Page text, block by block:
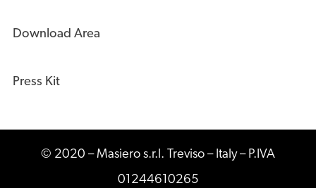
Download Area
Press Kit
© 2020 – Masiero s.r.l. Treviso – Italy – P.IVA
01244610265